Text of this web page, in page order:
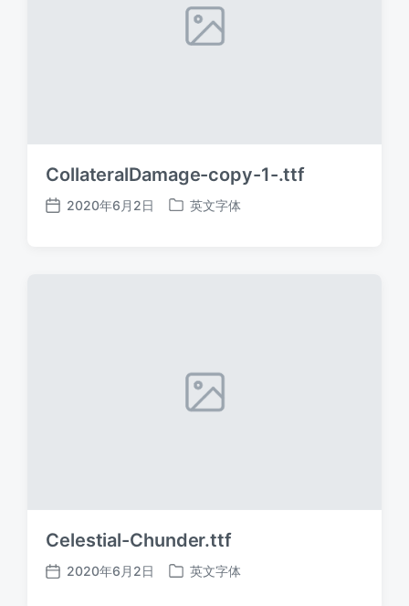
CollateralDamage-copy-1-.ttf
发
2020年6月2日
发
英文字体
Celestial-Chunder.ttf
发
2020年6月2日
发
英文字体